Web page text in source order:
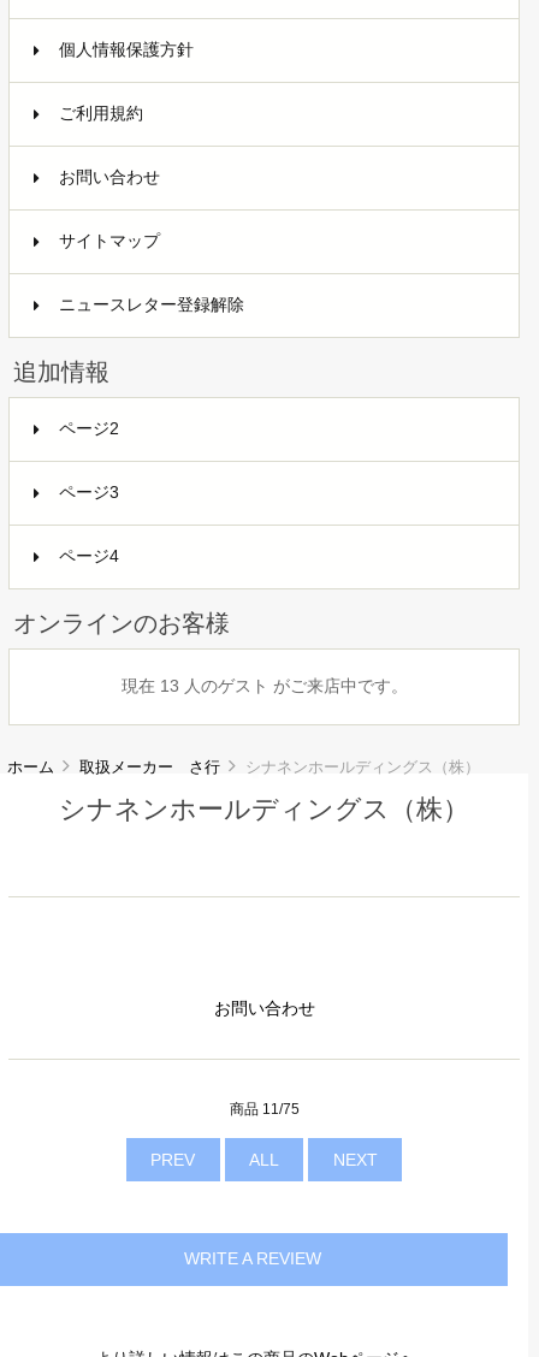
個人情報保護方針
ご利用規約
お問い合わせ
サイトマップ
ニュースレター登録解除
追加情報
ページ2
ページ3
ページ4
オンラインのお客様
現在 13 人のゲスト がご来店中です。
ホーム 取扱メーカー さ行 シナネンホールディングス（株）
シナネンホールディングス（株）
お問い合わせ
商品 11/75
PREV ALL NEXT
WRITE A REVIEW